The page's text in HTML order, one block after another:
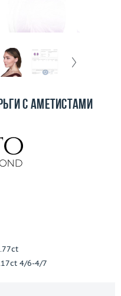
с аметистами
4/6-4/7